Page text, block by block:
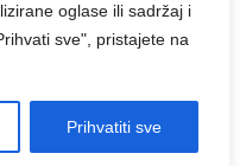
oglase ili sadržaj i
sve", pristajete na
Prihvatiti sve